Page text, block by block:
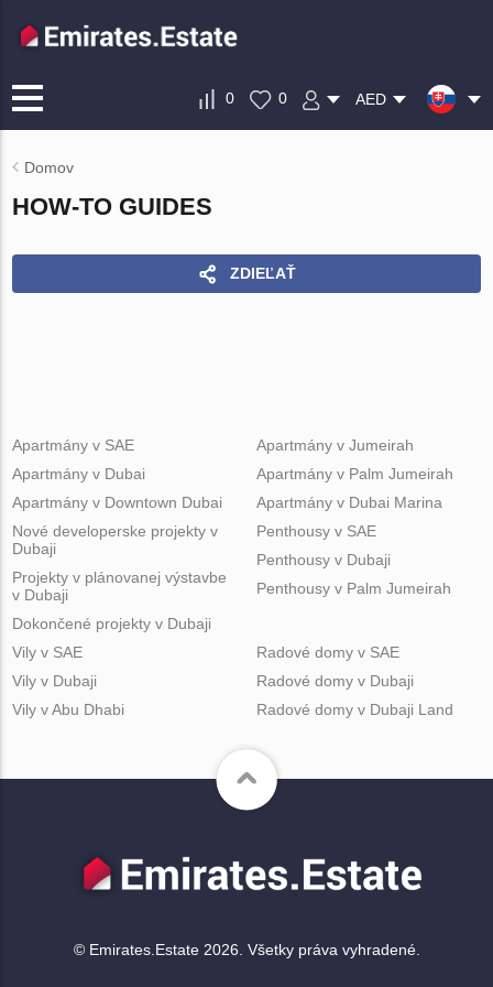
0 0 AED
Domov
HOW-TO GUIDES
ZDIEĽAŤ
Apartmány v SAE
Apartmány v Dubai
Apartmány v Downtown Dubai
Apartmány v Jumeirah
Apartmány v Palm Jumeirah
Apartmány v Dubai Marina
Nové developerske projekty v
Dubaji
Projekty v plánovanej výstavbe
v Dubaji
Dokončené projekty v Dubaji
Penthousy v SAE
Penthousy v Dubaji
Penthousy v Palm Jumeirah
Vily v SAE
Vily v Dubaji
Vily v Abu Dhabi
Radové domy v SAE
Radové domy v Dubaji
Radové domy v Dubaji Land
© Emirates.Estate 2026. Všetky práva vyhradené.